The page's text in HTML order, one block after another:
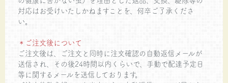
対応はお受けいたしかねますことを、何卒ご了承くださ
い。
＊ご注文後について
ご注文後は、ご注文と同時に注文確認の自動返信メールが
送信され、その後24時間以内くらいで、手動で配達予定日
等に関するメールを送信しております。